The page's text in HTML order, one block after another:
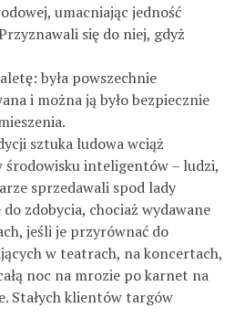
umacniając jedność
się do niej, gdyż
była powszechnie
i można ją było bezpiecznie
sztuka ludowa wciąż
środowisku inteligentów – ludzi,
sprzedawali spod lady
zdobycia, chociaż wydawane
jeśli je przyrównać do
w teatrach, na koncertach,
noc na mrozie po karnet na
Stałych klientów targów